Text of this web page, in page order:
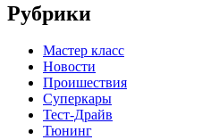
Рубрики
Мастер класс
Новости
Проишествия
Суперкары
Тест-Драйв
Тюнинг